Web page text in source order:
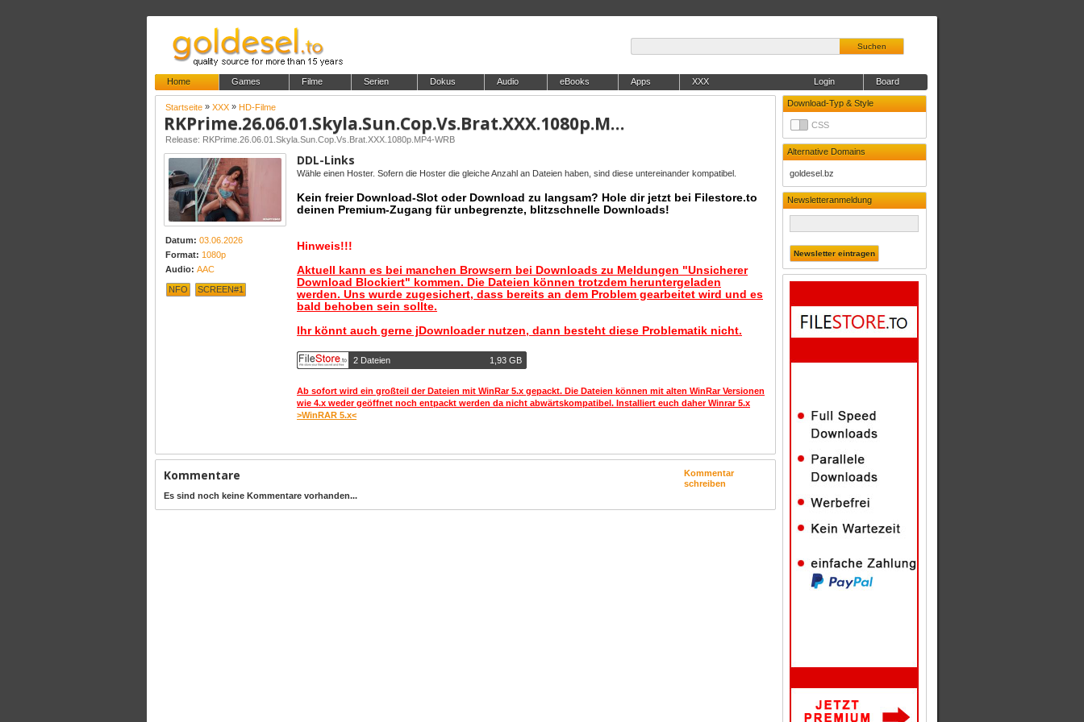
Suchen
Home Games Filme Serien Dokus Audio eBooks Apps XXX Board
Login
Download-Typ & Style
CSS
Alternative Domains
goldesel.bz
Newsletteranmeldung
Startseite » XXX » HD-Filme
RKPrime.26.06.01.Skyla.Sun.Cop.Vs.Brat.XXX.1080p.MP4-WRB
Release: RKPrime.26.06.01.Skyla.Sun.Cop.Vs.Brat.XXX.1080p.MP4-WRB
Datum: 03.06.2026
Format: 1080p
Audio: AAC
NFO SCREEN#1
DDL-Links
Wähle einen Hoster. Sofern die Hoster die gleiche Anzahl an Dateien haben, sind diese untereinander kompatibel.
Kein freier Download-Slot oder Download zu langsam? Hole dir jetzt bei Filestore.to
deinen Premium-Zugang für unbegrenzte, blitzschnelle Downloads!
Hinweis!!!
Aktuell kann es bei manchen Browsern bei Downloads zu Meldungen "Unsicherer
Download Blockiert" kommen. Die Dateien können trotzdem heruntergeladen
werden. Uns wurde zugesichert, dass bereits an dem Problem gearbeitet wird und es
bald behoben sein sollte.
Ihr könnt auch gerne jDownloader nutzen, dann besteht diese Problematik nicht.
2 Dateien 1,93 GB
Ab sofort wird ein großteil der Dateien mit WinRar 5.x gepackt. Die Dateien können mit alten WinRar Versionen
wie 4.x weder geöffnet noch entpackt werden da nicht abwärtskompatibel. Installiert euch daher Winrar 5.x
>WinRAR 5.x<
Kommentar
schreiben
Kommentare
Es sind noch keine Kommentare vorhanden...